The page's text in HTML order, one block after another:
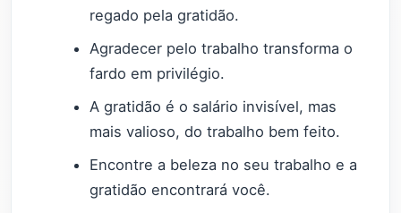
regado pela gratidão.
Agradecer pelo trabalho transforma o
fardo em privilégio.
A gratidão é o salário invisível, mas
mais valioso, do trabalho bem feito.
Encontre a beleza no seu trabalho e a
gratidão encontrará você.